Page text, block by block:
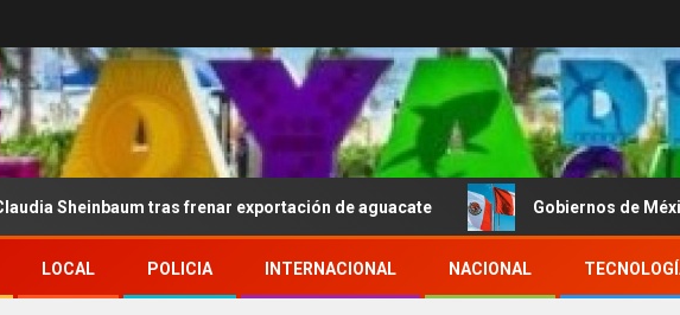
tras frenar exportación de aguacate Gobiernos de México y Perú
LOCAL POLICIA INTERNACIONAL NACIONAL